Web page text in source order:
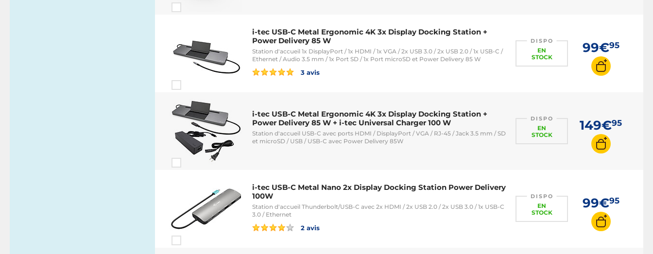
i-tec USB-C Metal Ergonomic 4K 3x Display Docking Station +
Power Delivery 85 W
Station d'accueil 1x DisplayPort / 1x HDMI / 1x VGA / 2x USB 3.0 / 2x USB 2.0 / 1x USB-C /
Ethernet / Audio 3.5 mm / 1x Port SD / 1x Port microSD et Power Delivery 85 W
3 avis
DISPO
EN
STOCK
99€95
i-tec USB-C Metal Ergonomic 4K 3x Display Docking Station +
Power Delivery 85 W + i-tec Universal Charger 100 W
Station d'accueil USB-C avec ports HDMI / DisplayPort / VGA / RJ-45 / Jack 3.5 mm / SD
et microSD / USB / USB-C avec Power Delivery 85W
DISPO
EN
STOCK
149€95
i-tec USB-C Metal Nano 2x Display Docking Station Power Delivery
100W
Station d'accueil Thunderbolt/USB-C avec 2x HDMI / 2x USB 2.0 / 2x USB 3.0 / 1x USB-C
3.0 / Ethernet
2 avis
DISPO
EN
STOCK
99€95